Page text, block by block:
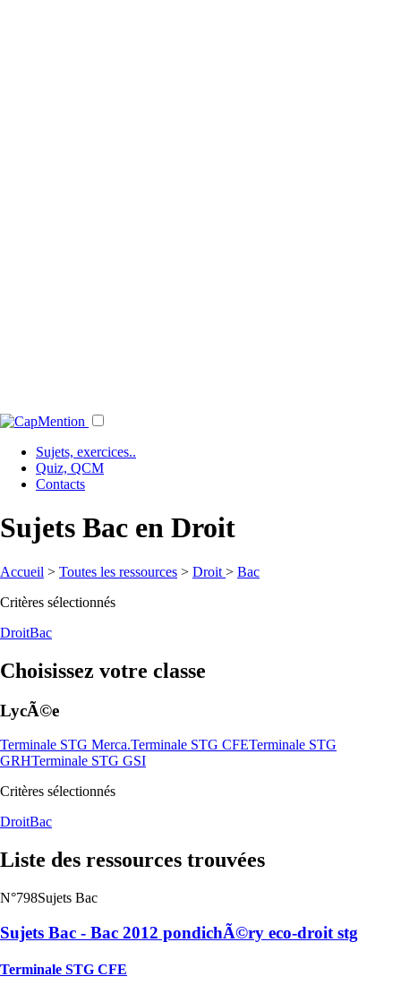
Sujets, exercices..
Quiz, QCM
Contacts
Sujets Bac en Droit
Accueil > Toutes les ressources > Droit > Bac
Critères sélectionnés
DroitBac
Choisissez votre classe
LycÃ©e
Terminale STG Merca.Terminale STG CFETerminale STG
GRHTerminale STG GSI
Critères sélectionnés
DroitBac
Liste des ressources trouvées
N°798Sujets Bac
Sujets Bac - Bac 2012 pondichÃ©ry eco-droit stg
Terminale STG CFE